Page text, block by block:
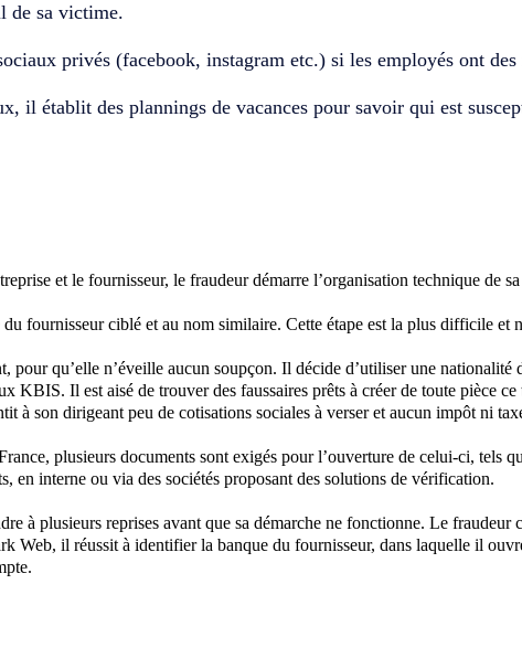
de sa victime.
privés (facebook,instagram etc.) si les employés ont
il établit des plannings de vacances pour savoir qui est
et le fournisseur, le fraudeur démarre l’organisation technique de
fournisseur ciblé et au nom similaire. Cette étape est la plus difficile et
pour qu’elle n’éveille aucun soupçon. Il décide d’utiliser une
KBIS. Il est aisé de trouver des faussaires prêts à créer de toute pièce
à son dirigeant peu de cotisations sociales à verser et aucun impôt ni
plusieurs documents sont exigés pour l’ouverture de celui-ci, tels
en interne ou via des sociétés proposant des solutions de vérification.
à plusieurs reprises avant que sa démarche ne fonctionne. Le
Web, il réussit à identifier la banque du fournisseur, dans laquelle il